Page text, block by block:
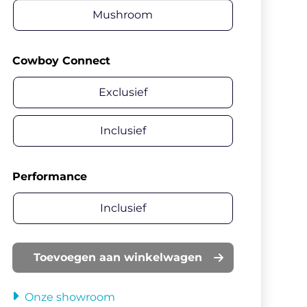
Mushroom
Cowboy Connect
Exclusief
Inclusief
Performance
Inclusief
Toevoegen aan winkelwagen
Onze showroom